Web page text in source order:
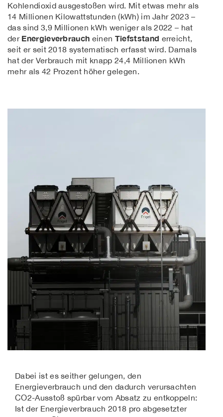
Kohlendioxid ausgestoßen wird. Mit etwas mehr als
14 Millionen Kilowattstunden (kWh) im Jahr 2023 –
das sind 3,9 Millionen kWh weniger als 2022 – hat
der Energieverbrauch einen Tiefststand erreicht,
seit er seit 2018 systematisch erfasst wird. Damals
hat der Verbrauch mit knapp 24,4 Millionen kWh
mehr als 42 Prozent höher gelegen.
Dabei ist es seither gelungen, den
Energieverbrauch und den dadurch verursachten
CO2-Ausstoß spürbar vom Absatz zu entkoppeln:
Ist der Energieverbrauch 2018 pro abgesetzter